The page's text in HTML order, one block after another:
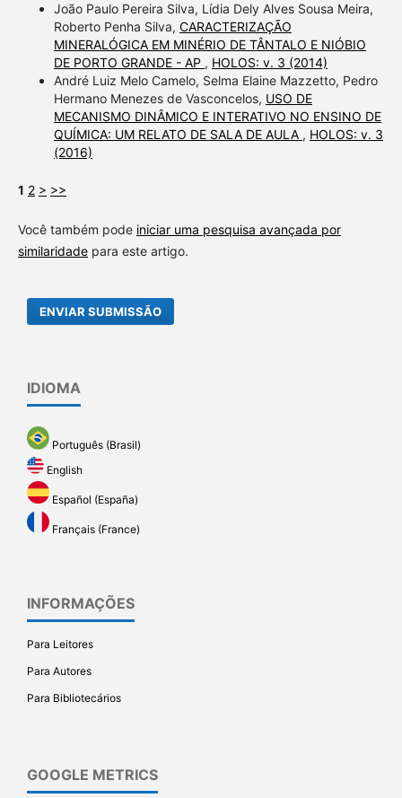
João Paulo Pereira Silva, Lídia Dely Alves Sousa Meira,
Roberto Penha Silva, CARACTERIZAÇÃO
MINERALÓGICA EM MINÉRIO DE TÂNTALO E NIÓBIO
DE PORTO GRANDE - AP , HOLOS: v. 3 (2014)
André Luiz Melo Camelo, Selma Elaine Mazzetto, Pedro
Hermano Menezes de Vasconcelos, USO DE
MECANISMO DINÂMICO E INTERATIVO NO ENSINO DE
QUÍMICA: UM RELATO DE SALA DE AULA , HOLOS: v. 3
(2016)
1 2 > >>
Você também pode iniciar uma pesquisa avançada por
similaridadepara este artigo.
ENVIAR SUBMISSÃO
IDIOMA
Português (Brasil)
English
Español (España)
Français (France)
INFORMAÇÕES
Para Leitores
Para Autores
Para Bibliotecários
GOOGLE METRICS